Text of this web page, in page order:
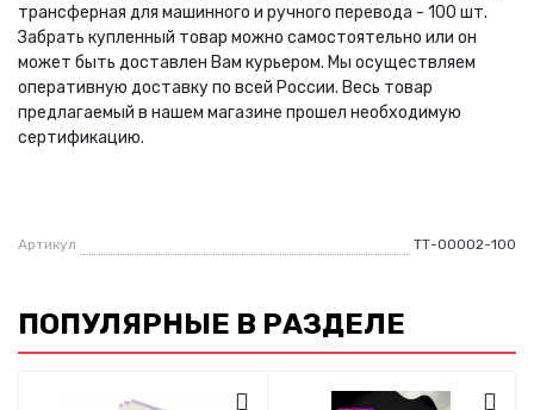
трансферная для машинного и ручного перевода - 100 шт.
Забрать купленный товар можно самостоятельно или он
может быть доставлен Вам курьером. Мы осуществляем
оперативную доставку по всей России. Весь товар
предлагаемый в нашем магазине прошел необходимую
сертификацию.
Артикул ТТ-00002-100
ПОПУЛЯРНЫЕ В РАЗДЕЛЕ